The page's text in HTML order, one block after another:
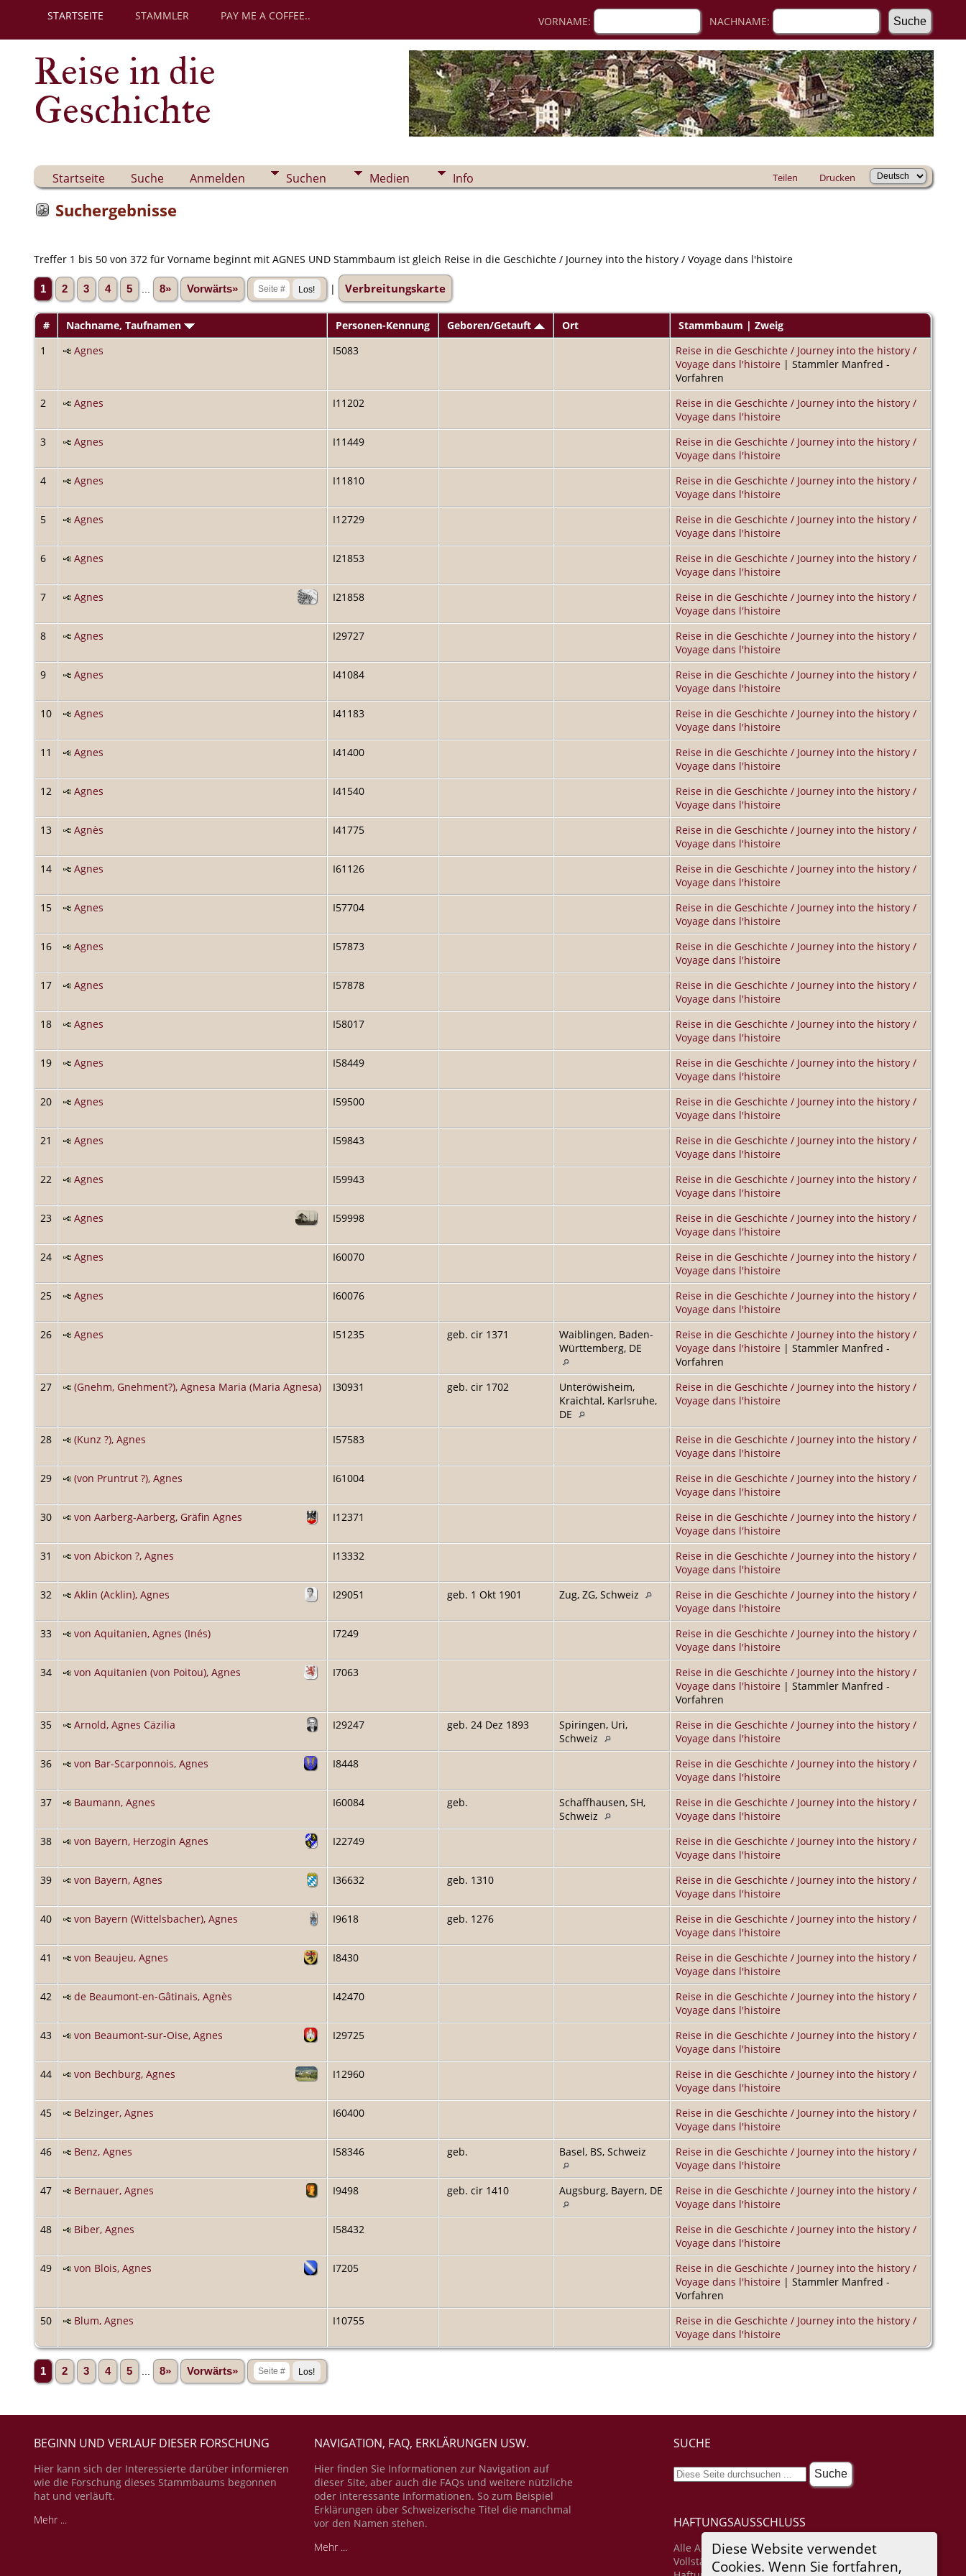
STARTSEITE STAMMLER PAY ME A COFFEE.. VORNAME: NACHNAME:
Reise in die
Geschichte
Startseite Suche Anmelden Suchen Medien Info Teilen Drucken
Diese Website verwendet
Cookies. Wenn Sie fortfahren,
Suchergebnisse
Treffer 1 bis 50 von 372 für Vorname beginnt mit AGNES UND Stammbaum ist gleich Reise in die Geschichte / Journey into the history / Voyage dans l'histoire
1 2 3 4 5 8» Vorwärts» | Verbreitungskarte
# Nachname, Taufnamen Personen-Kennung Geboren/Getauft Ort
Stammbaum | Zweig
1
Agnes I5083
Reise in die Geschichte / Journey into the history /
Voyage dans l'histoire | Stammler Manfred -
Vorfahren
2
Agnes I11202
Reise in die Geschichte / Journey into the history /
Voyage dans l'histoire
3
Agnes I11449
Reise in die Geschichte / Journey into the history /
Voyage dans l'histoire
4
Agnes I11810
Reise in die Geschichte / Journey into the history /
Voyage dans l'histoire
5
Agnes I12729
Reise in die Geschichte / Journey into the history /
Voyage dans l'histoire
6
Agnes I21853
Reise in die Geschichte / Journey into the history /
Voyage dans l'histoire
7
Agnes I21858
Reise in die Geschichte / Journey into the history /
Voyage dans l'histoire
8
Agnes I29727
Reise in die Geschichte / Journey into the history /
Voyage dans l'histoire
9
Agnes I41084
Reise in die Geschichte / Journey into the history /
Voyage dans l'histoire
10
Agnes I41183
Reise in die Geschichte / Journey into the history /
Voyage dans l'histoire
11
Agnes I41400
Reise in die Geschichte / Journey into the history /
Voyage dans l'histoire
12
Agnes I41540
Reise in die Geschichte / Journey into the history /
Voyage dans l'histoire
13
Agnès I41775
Reise in die Geschichte / Journey into the history /
Voyage dans l'histoire
14
Agnes I61126
Reise in die Geschichte / Journey into the history /
Voyage dans l'histoire
15
Agnes I57704
Reise in die Geschichte / Journey into the history /
Voyage dans l'histoire
16
Agnes I57873
Reise in die Geschichte / Journey into the history /
Voyage dans l'histoire
17
Agnes I57878
Reise in die Geschichte / Journey into the history /
Voyage dans l'histoire
18
Agnes I58017
Reise in die Geschichte / Journey into the history /
Voyage dans l'histoire
19
Agnes I58449
Reise in die Geschichte / Journey into the history /
Voyage dans l'histoire
20
Agnes I59500
Reise in die Geschichte / Journey into the history /
Voyage dans l'histoire
21
Agnes I59843
Reise in die Geschichte / Journey into the history /
Voyage dans l'histoire
22
Agnes I59943
Reise in die Geschichte / Journey into the history /
Voyage dans l'histoire
23
Agnes I59998
Reise in die Geschichte / Journey into the history /
Voyage dans l'histoire
24
Agnes I60070
Reise in die Geschichte / Journey into the history /
Voyage dans l'histoire
25
Agnes I60076
Reise in die Geschichte / Journey into the history /
Voyage dans l'histoire
26
Agnes I51235 geb. cir 1371
Waiblingen, Baden-
Württemberg, DE
Reise in die Geschichte / Journey into the history /
Voyage dans l'histoire | Stammler Manfred -
Vorfahren
27
(Gnehm, Gnehment?), Agnesa Maria (Maria Agnesa) I30931 geb. cir 1702
Unteröwisheim,
Kraichtal, Karlsruhe,
DE
Reise in die Geschichte / Journey into the history /
Voyage dans l'histoire
28 (Kunz ?), Agnes I57583
Reise in die Geschichte / Journey into the history /
Voyage dans l'histoire
29
(von Pruntrut ?), Agnes I61004
Reise in die Geschichte / Journey into the history /
Voyage dans l'histoire
30
von Aarberg-Aarberg, Gräfin Agnes I12371
Reise in die Geschichte / Journey into the history /
Voyage dans l'histoire
31
von Abickon ?, Agnes I13332
Reise in die Geschichte / Journey into the history /
Voyage dans l'histoire
32
Aklin (Acklin), Agnes I29051 geb. 1 Okt 1901 Zug, ZG, Schweiz
Reise in die Geschichte / Journey into the history /
Voyage dans l'histoire
33
von Aquitanien, Agnes (Inés) I7249
Reise in die Geschichte / Journey into the history /
Voyage dans l'histoire
34
von Aquitanien (von Poitou), Agnes I7063
Reise in die Geschichte / Journey into the history /
Voyage dans l'histoire | Stammler Manfred -
Vorfahren
35
Arnold, Agnes Cäzilia I29247 geb. 24 Dez 1893
Spiringen, Uri,
Schweiz
Reise in die Geschichte / Journey into the history /
Voyage dans l'histoire
36
von Bar-Scarponnois, Agnes I8448
Reise in die Geschichte / Journey into the history /
Voyage dans l'histoire
37
Baumann, Agnes I60084 geb.
Schaffhausen, SH,
Schweiz
Reise in die Geschichte / Journey into the history /
Voyage dans l'histoire
38
von Bayern, Herzogin Agnes I22749
Reise in die Geschichte / Journey into the history /
Voyage dans l'histoire
39
von Bayern, Agnes I36632 geb. 1310
Reise in die Geschichte / Journey into the history /
Voyage dans l'histoire
40
von Bayern (Wittelsbacher), Agnes I9618 geb. 1276
Reise in die Geschichte / Journey into the history /
Voyage dans l'histoire
41
von Beaujeu, Agnes I8430
Reise in die Geschichte / Journey into the history /
Voyage dans l'histoire
42
de Beaumont-en-Gâtinais, Agnès I42470
Reise in die Geschichte / Journey into the history /
Voyage dans l'histoire
43
von Beaumont-sur-Oise, Agnes I29725
Reise in die Geschichte / Journey into the history /
Voyage dans l'histoire
44
von Bechburg, Agnes I12960
Reise in die Geschichte / Journey into the history /
Voyage dans l'histoire
45
Belzinger, Agnes I60400
Reise in die Geschichte / Journey into the history /
Voyage dans l'histoire
46
Benz, Agnes I58346 geb. Basel, BS, Schweiz
Reise in die Geschichte / Journey into the history /
Voyage dans l'histoire
47
Bernauer, Agnes I9498 geb. cir 1410 Augsburg, Bayern, DE
Reise in die Geschichte / Journey into the history /
Voyage dans l'histoire
48
Biber, Agnes I58432
Reise in die Geschichte / Journey into the history /
Voyage dans l'histoire
49
von Blois, Agnes I7205
Reise in die Geschichte / Journey into the history /
Voyage dans l'histoire | Stammler Manfred -
Vorfahren
50
Blum, Agnes I10755
Reise in die Geschichte / Journey into the history /
Voyage dans l'histoire
1 2 3 4 5 8» Vorwärts»
BEGINN UND VERLAUF DIESER FORSCHUNG
Hier kann sich der Interessierte darüber informieren
wie die Forschung dieses Stammbaums begonnen
hat und verläuft.
Mehr ...
NAVIGATION, FAQ, ERKLÄRUNGEN USW.
Hier finden Sie Informationen zur Navigation auf
dieser Site, aber auch die FAQs und weitere nützliche
oder interessante Informationen. So zum Beispiel
Erklärungen über Schweizerische Titel die manchmal
vor den Namen stehen.
Mehr ...
SUCHE
HAFTUNGSAUSSCHLUSS
Alle Angaben erfolgen ohne Gewähr für
Vollständigkeit oder Richtigkeit. Es wird keine